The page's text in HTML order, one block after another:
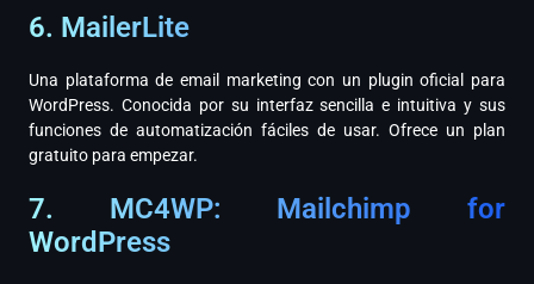
6. MailerLite
Una plataforma de email marketing con un plugin oficial para
WordPress. Conocida por su interfaz sencilla e intuitiva y sus
funciones de automatización fáciles de usar. Ofrece un plan
gratuito para empezar.
7. MC4WP: Mailchimp for
WordPress